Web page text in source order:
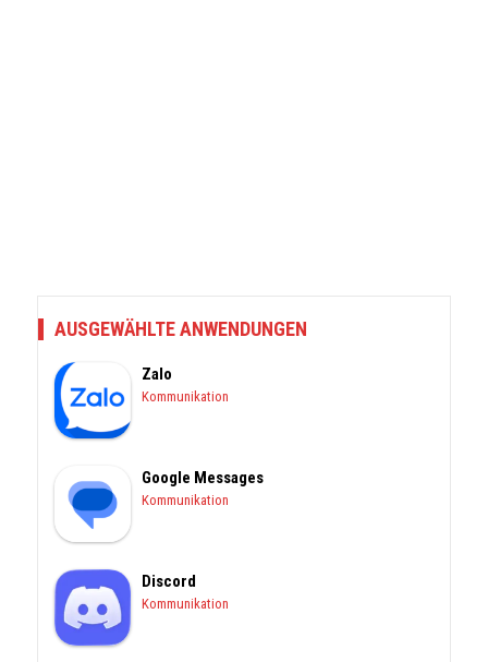
AUSGEWÄHLTE ANWENDUNGEN
Zalo
Kommunikation
Google Messages
Kommunikation
Discord
Kommunikation